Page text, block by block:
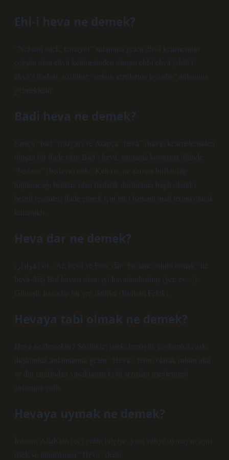
Ehl-i heva ne demek?
“Nefsani istek, temayül” anlamına gelen ehvâ kelimesinin
çoğulu olan ehvâ kelimesinden oluşan ehl-i ehvâ (ehlü’l-
ehvâ’) ifadesi, sözlükte “nefsin arzularına uyanlar” anlamına
gelmektedir.
Badi heva ne demek?
Farsça “bâd” (rüzgar) ve Arapça “hevâ” (hava) kelimelerinden
oluşan bir ifade olan Bâd-ı hevâ, zamanla konuşma dilinde
“bedava” (bedava) oldu. Kelime, ne zaman biriktirilip
toplanacağı belirsiz olan (tedarik durumuna bağlı olarak)
belirli resimleri ifade etmek için bir Osmanlı mali terimi olarak
kullanıldı.
Heva dar ne demek?
(ﻫﻮﺍﺩﺍﺭ) sıf. (Ar. hevā ve Fars. dār “bir tane sahibi olmak” ile
hevā-dār) Bol havası olan, iyi havalandırılmış (yer, ev…):
Güneşli, havadar bir yer, dediler (Burhan Felek).
Hevaya tabi olmak ne demek?
Heva ne demektir? Sözlükte; istek, temayül, coşkunluk, aşk,
düşkünlük anlamlarına gelen “Hevâ”, terim olarak ruhun akıl
ve din tarafından yasaklanan kötü arzulara meyletmesi
anlamına gelir.
Hevaya uymak ne demek?
İnsanın Allah’tan (cc) gelen bilgiye, yani vahye uymayan aşırı
istek ve tutumlarına “Heva” denir.